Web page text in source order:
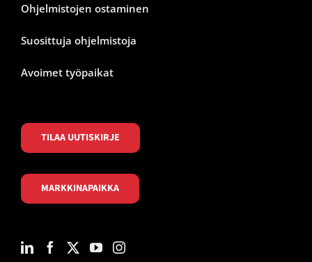
Ohjelmistojen ostaminen
Suosittuja ohjelmistoja
Avoimet työpaikat
TILAA UUTISKIRJE
MARKKINAPAIKKA